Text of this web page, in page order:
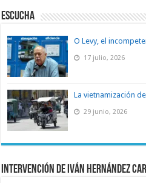
ESCUCHA
O Levy, el
17 julio, 2026
La vietnamización
29 junio, 2026
Intervención de Iván Hernández